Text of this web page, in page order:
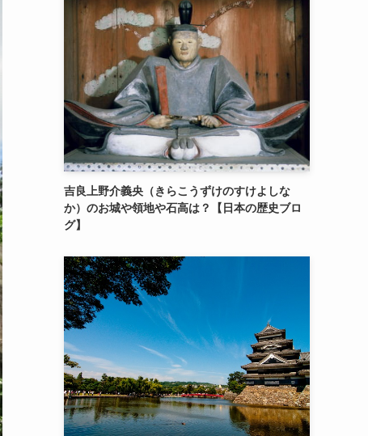
吉良上野介義央（きらこうずけのすけよしな
か）のお城や領地や石高は？【日本の歴史ブロ
グ】